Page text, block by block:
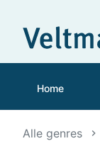
Home
Alle genres